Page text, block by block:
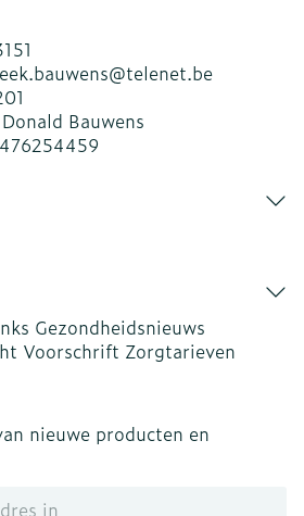
telenet.be
Donald Bauwens
Gezondheidsnieuws
Voorschrift Zorgtarieven
nieuwe producten en